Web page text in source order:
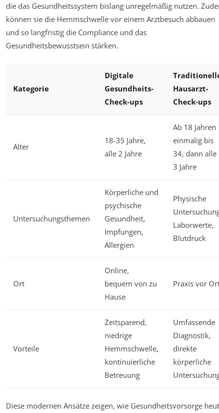
die das Gesundheitssystem bislang unregelmäßig nutzen.
können sie die Hemmschwelle vor einem Arztbesuch abbauen
und so langfristig die Compliance und das
Gesundheitsbewusstsein stärken.
Kategorie
Digitale
Gesundheits-
Check-ups
Hausarzt-
Check-ups
Alter
18-35 Jahre,
alle 2 Jahre
Ab 18 Jahren
einmalig bis
34, dann alle
3 Jahre
Untersuchungsthemen
Körperliche und
psychische
Gesundheit,
Impfungen,
Allergien
Physische
Laborwerte,
Blutdruck
Ort
Online,
bequem von zu
Hause
Praxis vor
Vorteile
Zeitsparend,
niedrige
Hemmschwelle,
kontinuierliche
Betreuung
Umfassende
Diagnostik,
direkte
körperliche
Diese modernen Ansätze zeigen, wie Gesundheitsvorsorge